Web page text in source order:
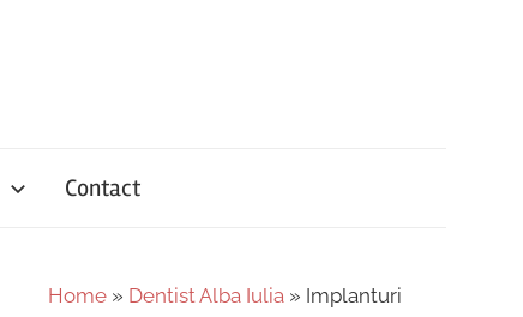
Contact
Home » Dentist Alba Iulia » Implanturi